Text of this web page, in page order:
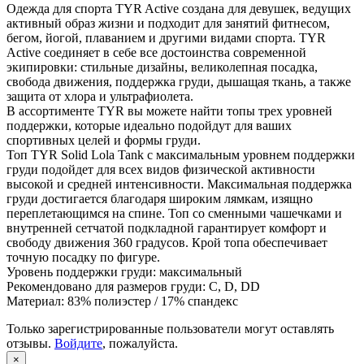
Одежда для спорта TYR Active создана для девушек, ведущих
активный образ жизни и подходит для занятий фитнесом,
бегом, йогой, плаванием и другими видами спорта. TYR
Active соединяет в себе все достоинства современной
экипировки: стильные дизайны, великолепная посадка,
свобода движения, поддержка груди, дышащая ткань, а также
защита от хлора и ультрафиолета.
В ассортименте TYR вы можете найти топы трех уровней
поддержки, которые идеально подойдут для ваших
спортивных целей и формы груди.
Топ TYR Solid Lola Tank с максимальным уровнем поддержки
груди подойдет для всех видов физической активности
высокой и средней интенсивности. Максимальная поддержка
груди достигается благодаря широким лямкам, изящно
переплетающимся на спине. Топ со сменными чашечками и
внутренней сетчатой подкладной гарантирует комфорт и
свободу движения 360 градусов. Крой топа обеспечивает
точную посадку по фигуре.
Уровень поддержки груди: максимальный
Рекомендовано для размеров груди: C, D, DD
Материал: 83% полиэстер / 17% спандекс
Только зарегистрированные пользователи могут оставлять
отзывы. Войдите, пожалуйста.
×